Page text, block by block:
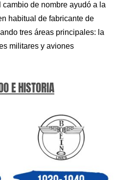
de nombre ayudó a la
habitual de fabricante de
tres áreas principales: la
militares y aviones
E HISTORIA